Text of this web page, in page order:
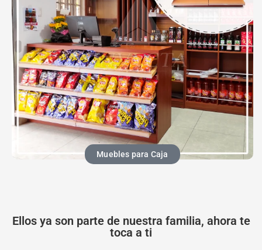
Muebles para Caja
Ellos ya son parte de nuestra familia, ahora te
toca a ti